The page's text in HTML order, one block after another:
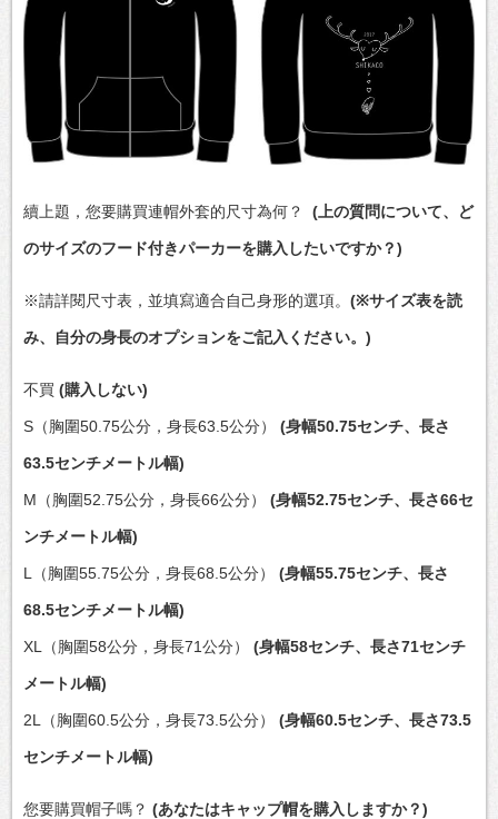
續上題，您要購買連帽外套的尺寸為何？ (上の質問について、ど
のサイズのフード付きパーカーを購入したいですか？)
※請詳閱尺寸表，並填寫適合自己身形的選項。 (※サイズ表を読
み、自分の身長のオプションをご記入ください。)
不買 (購入しない)
S（胸圍50.75公分，身長63.5公分） (身幅50.75センチ、長さ
63.5センチメートル幅)
M（胸圍52.75公分，身長66公分） (身幅52.75センチ、長さ66セ
ンチメートル幅)
L（胸圍55.75公分，身長68.5公分） (身幅55.75センチ、長さ
68.5センチメートル幅)
XL（胸圍58公分，身長71公分） (身幅58センチ、長さ71センチ
メートル幅)
2L（胸圍60.5公分，身長73.5公分） (身幅60.5センチ、長さ73.5
センチメートル幅)
您要購買帽子嗎？ (あなたはキャップ帽を購入しますか？)